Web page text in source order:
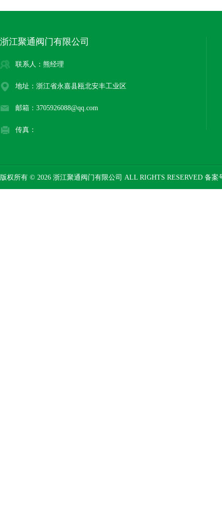
浙江聚通阀门有限公司
联系人：熊经理
地址：浙江省永嘉县瓯北安丰工业区
邮箱：3705926088@qq.com
传真：
版权所有 © 2026 浙江聚通阀门有限公司 ALL RIGHTS RESERVED 备案